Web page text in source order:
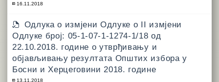
16.11.2018
Одлука о измјени Одлуке о II измјени
Одлуке број: 05-1-07-1-1274-1/18 од
22.10.2018. године о утврђивању и
објављивању резултата Општих избора у
Босни и Херцеговини 2018. године
13.11.2018